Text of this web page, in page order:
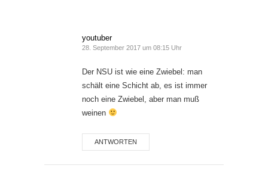
youtuber
28. September 2017 um 08:15 Uhr
Der NSU ist wie eine Zwiebel: man
schält eine Schicht ab, es ist immer
noch eine Zwiebel, aber man muß
weinen
ANTWORTEN